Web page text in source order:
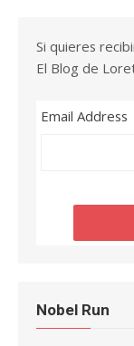
Si quieres
El Blog de
Email Address
Nobel Run